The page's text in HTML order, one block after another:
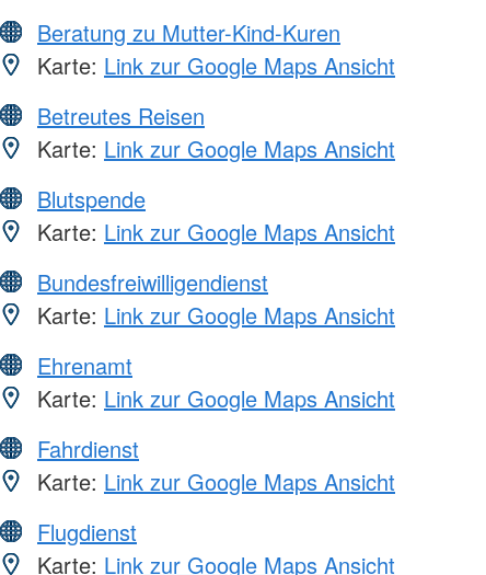
Beratung zu Mutter-Kind-Kuren
Karte: Link zur Google Maps Ansicht
Betreutes Reisen
Karte: Link zur Google Maps Ansicht
Blutspende
Karte: Link zur Google Maps Ansicht
Bundesfreiwilligendienst
Karte: Link zur Google Maps Ansicht
Ehrenamt
Karte: Link zur Google Maps Ansicht
Fahrdienst
Karte: Link zur Google Maps Ansicht
Flugdienst
Karte: Link zur Google Maps Ansicht